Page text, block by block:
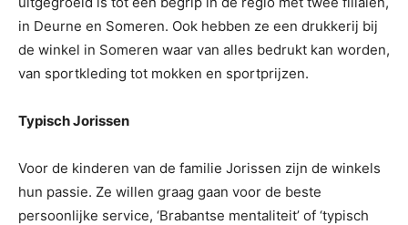
in Deurne en Someren. Ook hebben ze een drukkerij bij
de winkel in Someren waar van alles bedrukt kan worden,
van sportkleding tot mokken en sportprijzen.
Typisch Jorissen
Voor de kinderen van de familie Jorissen zijn de winkels
hun passie. Ze willen graag gaan voor de beste
persoonlijke service, ‘Brabantse mentaliteit’ of ‘typisch